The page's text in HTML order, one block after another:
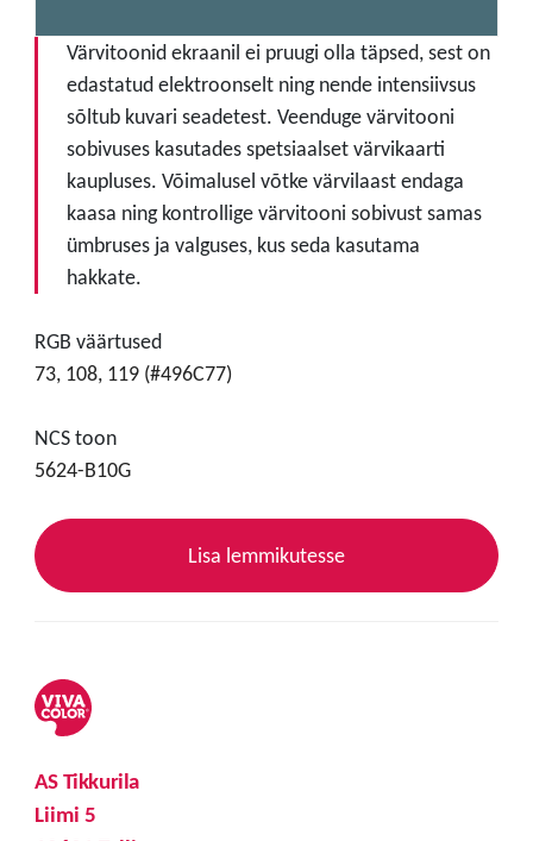
Värvitoonid ekraanil ei pruugi olla täpsed, sest on
edastatud elektroonselt ning nende intensiivsus
sõltub kuvari seadetest. Veenduge värvitooni
sobivuses kasutades spetsiaalset värvikaarti
kaupluses. Võimalusel võtke värvilaast endaga
kaasa ning kontrollige värvitooni sobivust samas
ümbruses ja valguses, kus seda kasutama
hakkate.
RGB väärtused
73, 108, 119 (#496C77)
NCS toon
5624-B10G
Lisa lemmikutesse
AS Tikkurila
Liimi 5